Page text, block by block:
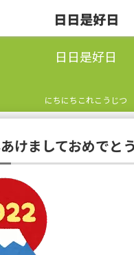
日日是好日
にちにちこれこうじつ
けましておめでと
日日是好日